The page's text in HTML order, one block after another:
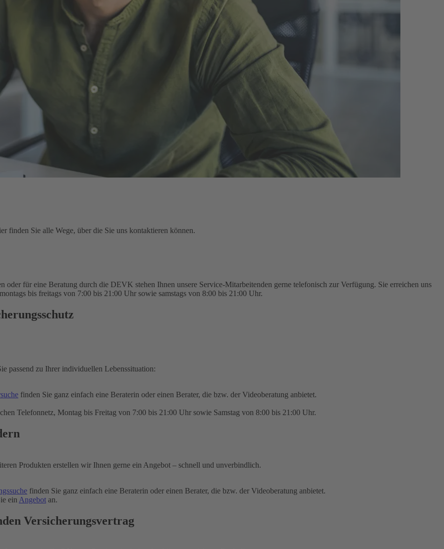
finden Sie alle Wege, über die Sie uns kontaktieren können.
oder für eine Beratung durch die DEVK stehen Ihnen unsere Service-Mitarbeitenden gerne telefonisch zur Verfügung. Sie erreichen uns
bis freitags von 7:00 bis 21:00 Uhr sowie samstags von 8:00 bis 21:00 Uhr.
passend zu Ihrer individuellen Lebenssituation:
finden Sie ganz einfach eine Beraterin oder einen Berater, die bzw. der Videoberatung anbietet.
Telefonnetz, Montag bis Freitag von 7:00 bis 21:00 Uhr sowie Samstag von 8:00 bis 21:00 Uhr.
Produkten erstellen wir Ihnen gerne ein Angebot – schnell und unverbindlich.
finden Sie ganz einfach eine Beraterin oder einen Berater, die bzw. der Videoberatung anbietet.
ein Angebot an.
Versicherungsvertrag